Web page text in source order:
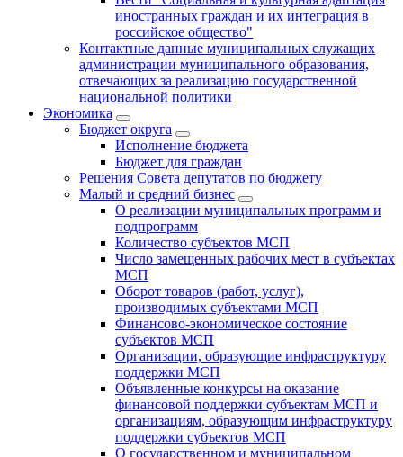
иностранных граждан и их интеграция в
российское общество"
Контактные данные муниципальных служащих
администрации муниципального образования,
отвечающих за реализацию государственной
национальной политики
Экономика
Бюджет округa
Исполнение бюджета
Бюджет для граждан
Решения Совета депутатов по бюджету
Малый и средний бизнес
О реализации муниципальных программ и
подпрограмм
Количество субъектов МСП
Число замещенных рабочих мест в субъектах
МСП
Оборот товаров (работ, услуг),
производимых субъектами МСП
Финансово-экономическое состояние
субъектов МСП
Организации, образующие инфраструктуру
поддержки МСП
Объявленные конкурсы на оказание
финансовой поддержки субъектам МСП и
организациям, образующим инфраструктуру
поддержки субъектов МСП
О государственном и муниципальном